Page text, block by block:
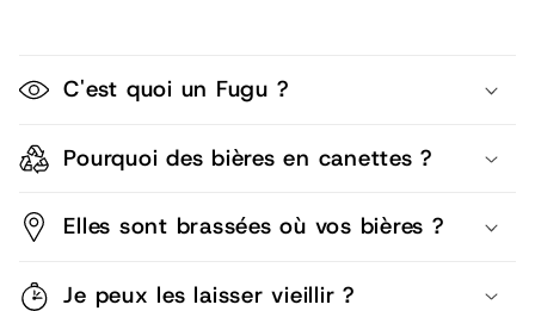
C'est quoi un Fugu ?
Pourquoi des bières en canettes ?
Elles sont brassées où vos bières ?
Je peux les laisser vieillir ?